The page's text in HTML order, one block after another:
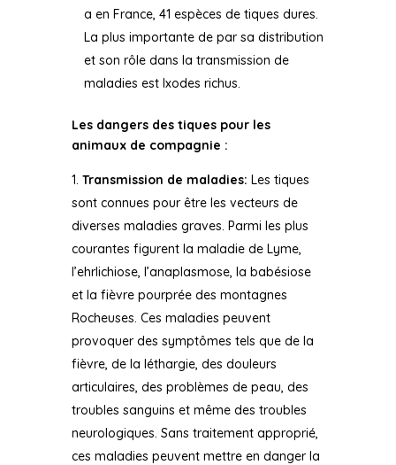
a en France, 41 espèces de tiques dures.
La plus importante de par sa distribution
et son rôle dans la transmission de
maladies est Ixodes richus.
Les dangers des tiques pour les
animaux de compagnie :
Transmission de maladies: Les tiques
sont connues pour être les vecteurs de
diverses maladies graves. Parmi les plus
courantes figurent la maladie de Lyme,
l’ehrlichiose, l’anaplasmose, la babésiose
et la fièvre pourprée des montagnes
Rocheuses. Ces maladies peuvent
provoquer des symptômes tels que de la
fièvre, de la léthargie, des douleurs
articulaires, des problèmes de peau, des
troubles sanguins et même des troubles
neurologiques. Sans traitement approprié,
ces maladies peuvent mettre en danger la